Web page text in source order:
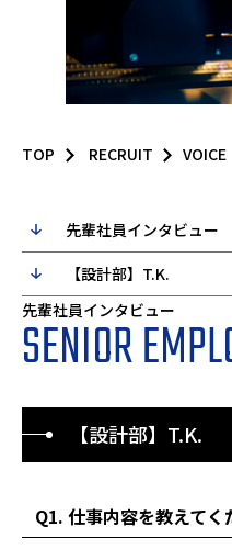
TOP RECRUIT VOICE
先輩社員インタビュー
【設計部】T.K.
先輩社員インタビュー
SENIOR
【設計部】T.K.
Q1. 仕事内容を教えてく